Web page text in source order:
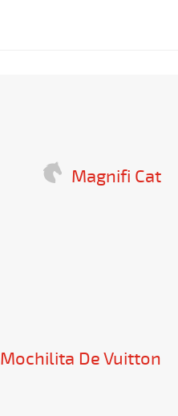
Magnifi Cat
Mochilita De Vuitton